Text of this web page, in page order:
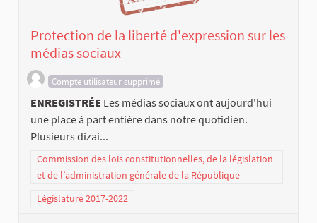
Protection de la liberté d'expression sur les
médias sociaux
Compte utilisateur supprimé
ENREGISTRÉE Les médias sociaux ont aujourd'hui
une place à part entière dans notre quotidien.
Plusieurs dizai...
Commission des lois constitutionnelles, de la législation
et de l’administration générale de la République
Législature 2017-2022